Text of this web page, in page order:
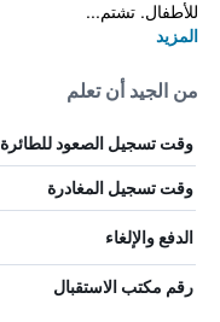
للأطفال. تشتم...
المزيد
من الجيد أن تعلم
وقت تسجيل الصعود للطائرة
وقت تسجيل المغادرة
الدفع والإلغاء
رقم مكتب الاستقبال